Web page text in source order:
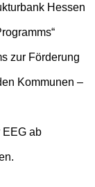
Hessen
zur Förderung
Kommunen –
EEG ab